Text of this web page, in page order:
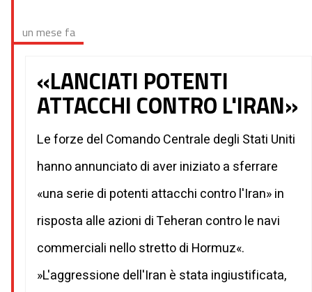
un mese fa
«LANCIATI POTENTI
ATTACCHI CONTRO L'IRAN»
Le forze del Comando Centrale degli Stati Uniti
hanno annunciato di aver iniziato a sferrare
«una serie di potenti attacchi contro l'Iran» in
risposta alle azioni di Teheran contro le navi
commerciali nello stretto di Hormuz«.
»L'aggressione dell'Iran è stata ingiustificata,